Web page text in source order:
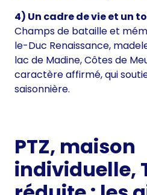
4) Un cadre de vie et un
Champs de bataille et
le-Duc Renaissance,
lac de Madine, Côtes de
caractère affirmé, qui
saisonnière.
PTZ, maison
individuelle,